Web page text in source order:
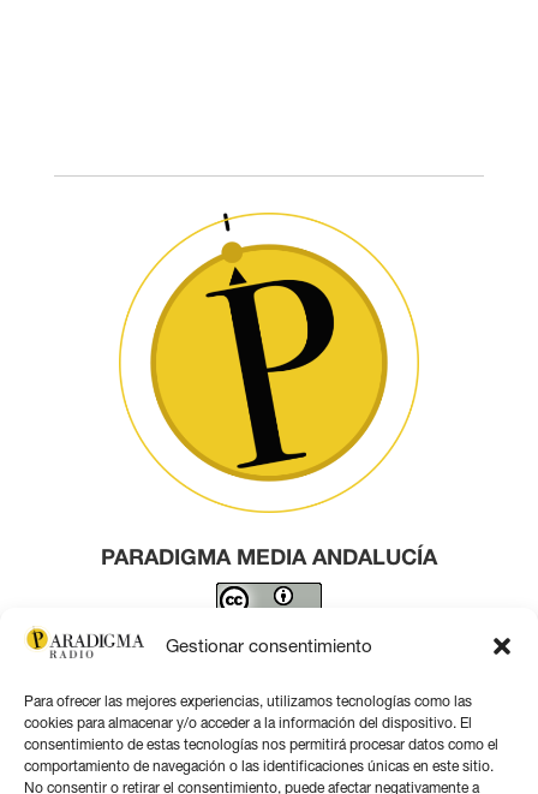
Gestionar consentimiento
Para ofrecer las mejores experiencias, utilizamos tecnologías como las
cookies para almacenar y/o acceder a la información del dispositivo. El
consentimiento de estas tecnologías nos permitirá procesar datos como el
comportamiento de navegación o las identificaciones únicas en este sitio.
No consentir o retirar el consentimiento, puede afectar negativamente a
PARADIGMA MEDIA ANDALUCÍA
Este obra está bajo una licencia de Creative Commons
Contacto por correo